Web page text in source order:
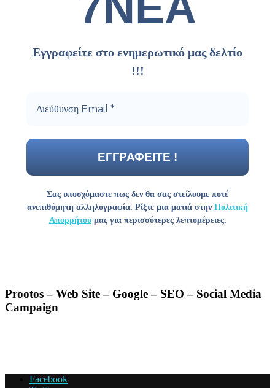
Εγγραφείτε στο ενημερωτικό μας δελτίο
!!!
Σας υποσχόμαστε πως δεν θα σας στείλουμε ποτέ
ανεπιθύμητη αλληλογραφία. Ρίξτε μια ματιά στην Πολιτική
Απορρήτουμας για περισσότερες λεπτομέρειες.
Prootos – Web Site – Google – SEO – Social Media
Campaign
Facebook